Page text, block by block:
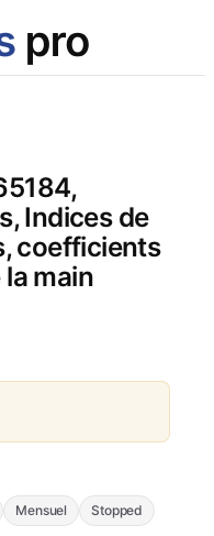
Indices de
coefficients
main
Mensuel Stopped